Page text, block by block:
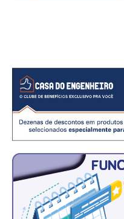
PUBLICIDADE
MANUAL DE REDAÇÃO
RELEASES
CONTATO
ASSOCIE-SE
ATUALIZAÇÃO CADASTRAL